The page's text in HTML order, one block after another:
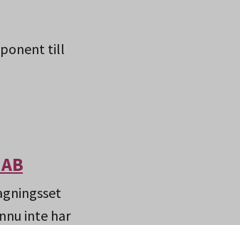
till
inte har